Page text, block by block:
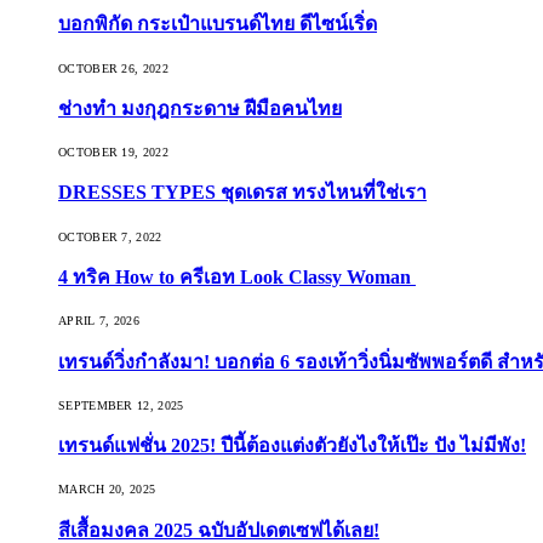
บอกพิกัด กระเป๋าแบรนด์ไทย ดีไซน์เริ่ด
OCTOBER 26, 2022
ช่างทำ มงกุฎกระดาษ ฝีมือคนไทย
OCTOBER 19, 2022
DRESSES TYPES ชุดเดรส ทรงไหนที่ใช่เรา
OCTOBER 7, 2022
4 ทริค How to ครีเอท Look Classy Woman
APRIL 7, 2026
เทรนด์วิ่งกำลังมา! บอกต่อ 6 รองเท้าวิ่งนิ่มซัพพอร์ตดี สำห
SEPTEMBER 12, 2025
เทรนด์แฟชั่น 2025! ปีนี้ต้องแต่งตัวยังไงให้เป๊ะ ปัง ไม่มีพัง!
MARCH 20, 2025
สีเสื้อมงคล 2025 ฉบับอัปเดตเซฟได้เลย!